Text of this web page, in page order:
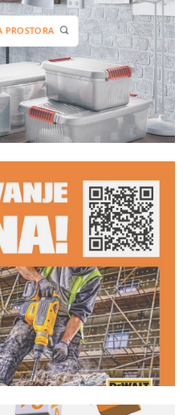
PROSTORA